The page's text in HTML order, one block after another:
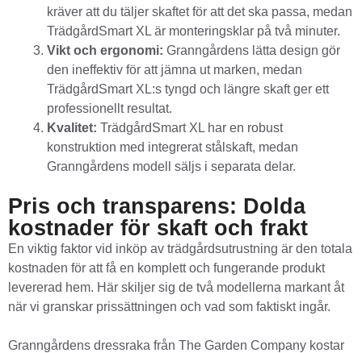
kräver att du täljer skaftet för att det ska passa, medan
TrädgårdSmart XL är monteringsklar på två minuter.
Vikt och ergonomi: Granngårdens lätta design gör
den ineffektiv för att jämna ut marken, medan
TrädgårdSmart XL:s tyngd och längre skaft ger ett
professionellt resultat.
Kvalitet: TrädgårdSmart XL har en robust
konstruktion med integrerat stålskaft, medan
Granngårdens modell säljs i separata delar.
Pris och transparens: Dolda
kostnader för skaft och frakt
En viktig faktor vid inköp av trädgårdsutrustning är den totala
kostnaden för att få en komplett och fungerande produkt
levererad hem. Här skiljer sig de två modellerna markant åt
när vi granskar prissättningen och vad som faktiskt ingår.
Granngårdens dressraka från The Garden Company kostar